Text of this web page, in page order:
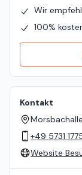
Wir
100%
Kontakt
+49 5731
Website